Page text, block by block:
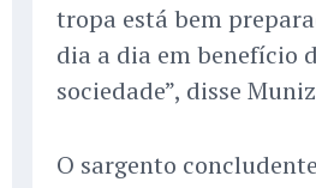
tropa está bem
dia a dia em benefício
sociedade”, disse
O sargento